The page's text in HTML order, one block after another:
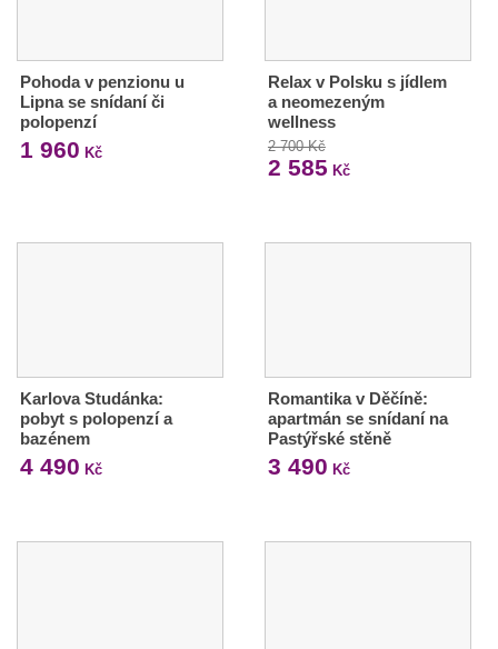
Pohoda v penzionu u
Lipna se snídaní či
polopenzí
1 960 Kč
Relax v Polsku s jídlem
a neomezeným
wellness
2 700 Kč
2 585 Kč
Karlova Studánka:
pobyt s polopenzí a
bazénem
4 490 Kč
Romantika v Děčíně:
apartmán se snídaní na
Pastýřské stěně
3 490 Kč